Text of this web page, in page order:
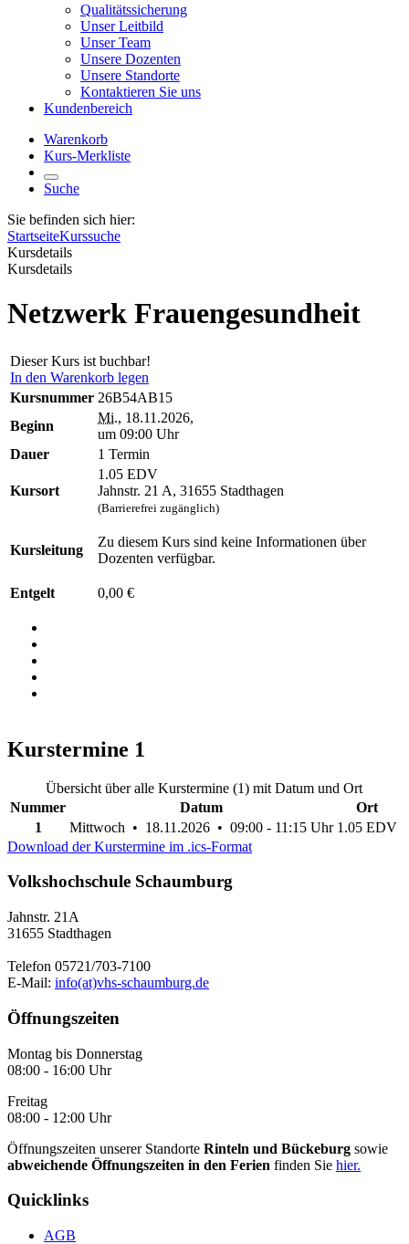
Qualitätssicherung
Unser Leitbild
Unser Team
Unsere Dozenten
Unsere Standorte
Kontaktieren Sie uns
Kundenbereich
Warenkorb
Kurs-Merkliste
Suche
Sie befinden sich hier:
StartseiteKurssuche
Kursdetails
Kursdetails
Netzwerk Frauengesundheit
Dieser Kurs ist buchbar!
In den Warenkorb legen
Kursnummer 26B54AB15
Beginn
Mi., 18.11.2026,
um 09:00 Uhr
Dauer
1 Termin
Kursort
1.05 EDV
Jahnstr. 21 A, 31655 Stadthagen
(Barrierefrei zugänglich)
Kursleitung
Zu diesem Kurs sind keine Informationen über
Dozenten verfügbar.
Entgelt 0,00 €
Kurstermine 1
Übersicht über alle Kurstermine (1) mit Datum und Ort
Nummer
Datum
Ort
1
Mittwoch • 18.11.2026 • 09:00 - 11:15 Uhr 1.05 EDV
Download der Kurstermine im .ics-Format
Volkshochschule Schaumburg
Jahnstr. 21A
31655 Stadthagen
Telefon 05721/703-7100
E-Mail: info(at)vhs-schaumburg.de
Öffnungszeiten
Montag bis Donnerstag
08:00 - 16:00 Uhr
Freitag
08:00 - 12:00 Uhr
Öffnungszeiten unserer Standorte Rinteln und Bückeburg sowie
abweichende Öffnungszeiten in den Ferien finden Sie hier.
Quicklinks
AGB